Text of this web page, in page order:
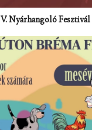
V. Nyárhangoló Fesztivál